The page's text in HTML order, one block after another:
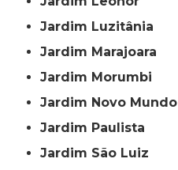
Jardim Luzitânia
Jardim Marajoara
Jardim Morumbi
Jardim Novo Mundo
Jardim Paulista
Jardim São Luiz